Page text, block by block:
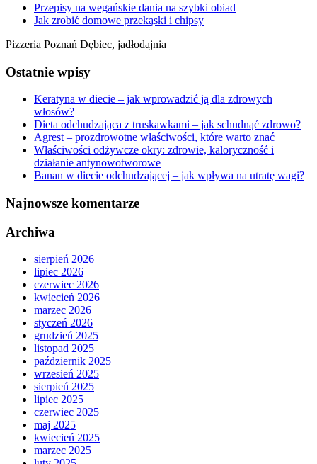
Przepisy na wegańskie dania na szybki obiad
Jak zrobić domowe przekąski i chipsy
Pizzeria Poznań Dębiec, jadłodajnia
Ostatnie wpisy
Keratyna w diecie – jak wprowadzić ją dla zdrowych
włosów?
Dieta odchudzająca z truskawkami – jak schudnąć zdrowo?
Agrest – prozdrowotne właściwości, które warto znać
Właściwości odżywcze okry: zdrowie, kaloryczność i
działanie antynowotworowe
Banan w diecie odchudzającej – jak wpływa na utratę wagi?
Najnowsze komentarze
Archiwa
sierpień 2026
lipiec 2026
czerwiec 2026
kwiecień 2026
marzec 2026
styczeń 2026
grudzień 2025
listopad 2025
październik 2025
wrzesień 2025
sierpień 2025
lipiec 2025
czerwiec 2025
maj 2025
kwiecień 2025
marzec 2025